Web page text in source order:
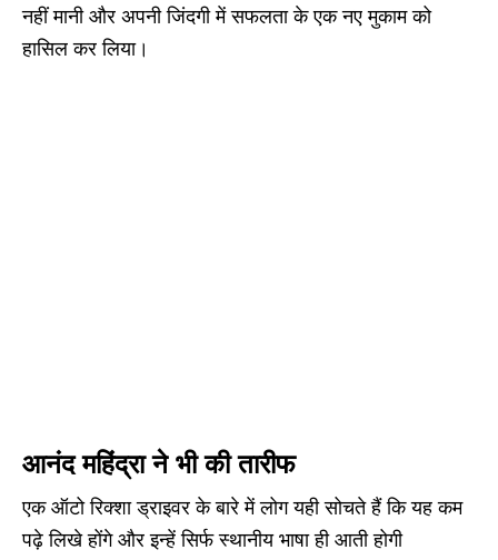
नहीं मानी और अपनी जिंदगी में सफलता के एक नए मुकाम को
हासिल कर लिया।
आनंद महिंद्रा ने भी की तारीफ
एक ऑटो रिक्शा ड्राइवर के बारे में लोग यही सोचते हैं कि यह कम
पढ़े लिखे होंगे और इन्हें सिर्फ स्थानीय भाषा ही आती होगी